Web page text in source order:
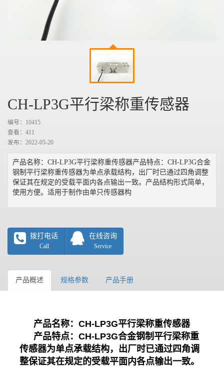
CH-LP3G平行梁称重传感器
编号：10415
查看： 411
发布：2022-05-20
产品名称：CH-LP3G平行梁称重传感器产品特点：CH-LP3G合金
钢制平行梁称重传感器为单点承载结构，出厂时已通过四角调整
保证其在规定的受载平面内各点输出一致。产品结构形式简单，
使用方便。适用于制作由单只传感器构
拨打电话
Call
在线咨询
Service
产品概述 规格参数 产品手册
产品名称： CH-LP3G平行梁称重传感器
产品特点： CH-LP3G合金钢制平行梁称重
传感器为单点承载结构，出厂时已通过四角调
整保证其在规定的受载平面内各点输出一致。